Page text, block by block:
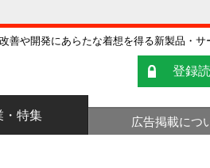
善や開発にあらたな着想を得る新製品・
登録
・特集 広告掲載につ